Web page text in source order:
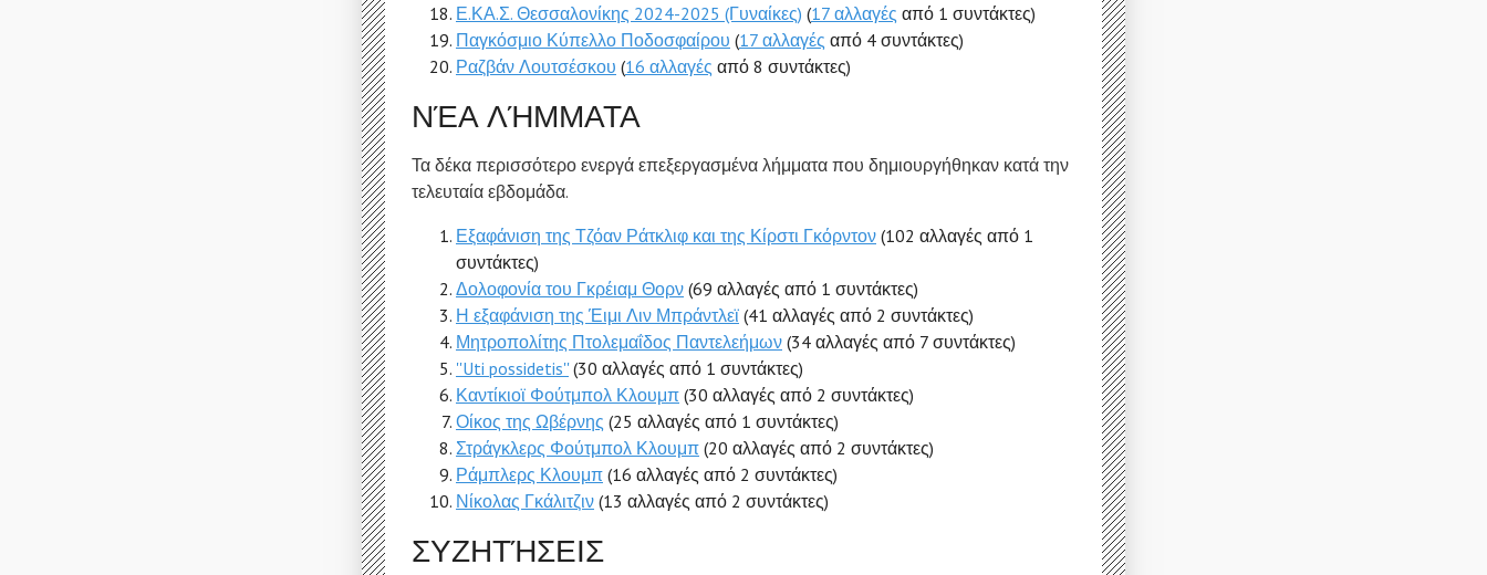
Ε.ΚΑ.Σ. Θεσσαλονίκης 2024-2025 (Γυναίκες) (17 αλλαγές από 1 συντάκτες)
Παγκόσμιο Κύπελλο Ποδοσφαίρου (17 αλλαγές από 4 συντάκτες)
Ραζβάν Λουτσέσκου (16 αλλαγές από 8 συντάκτες)
ΝΈΑ ΛΉΜΜΑΤΑ
Τα δέκα περισσότερο ενεργά επεξεργασμένα λήμματα που δημιουργήθηκαν κατά την
τελευταία εβδομάδα.
Εξαφάνιση της Τζόαν Ράτκλιφ και της Κίρστι Γκόρντον (102 αλλαγές από 1
συντάκτες)
Δολοφονία του Γκρέιαμ Θορν (69 αλλαγές από 1 συντάκτες)
Η εξαφάνιση της Έιμι Λιν Μπράντλεϊ (41 αλλαγές από 2 συντάκτες)
Μητροπολίτης Πτολεμαΐδος Παντελεήμων (34 αλλαγές από 7 συντάκτες)
''Uti possidetis'' (30 αλλαγές από 1 συντάκτες)
Καντίκιοϊ Φούτμπολ Κλουμπ (30 αλλαγές από 2 συντάκτες)
Οίκος της Ωβέρνης (25 αλλαγές από 1 συντάκτες)
Στράγκλερς Φούτμπολ Κλουμπ (20 αλλαγές από 2 συντάκτες)
Ράμπλερς Κλουμπ (16 αλλαγές από 2 συντάκτες)
Νίκολας Γκάλιτζιν (13 αλλαγές από 2 συντάκτες)
ΣΥΖΗΤΉΣΕΙΣ